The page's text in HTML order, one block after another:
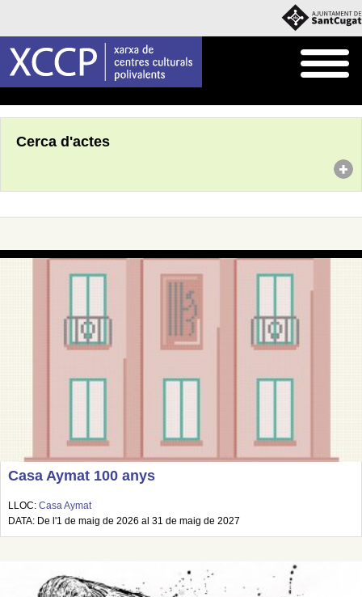
Cerca d'actes
Casa Aymat 100 anys
LLOC: Casa Aymat
DATA: De l'1 de maig de 2026 al 31 de maig de 2027